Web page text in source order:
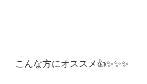
こんな方にオススメ👍✨✨✨